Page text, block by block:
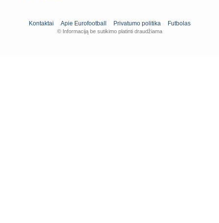
Kontaktai Apie Eurofootball Privatumo politika Futbolas
© Informaciją be sutikimo platinti draudžiama